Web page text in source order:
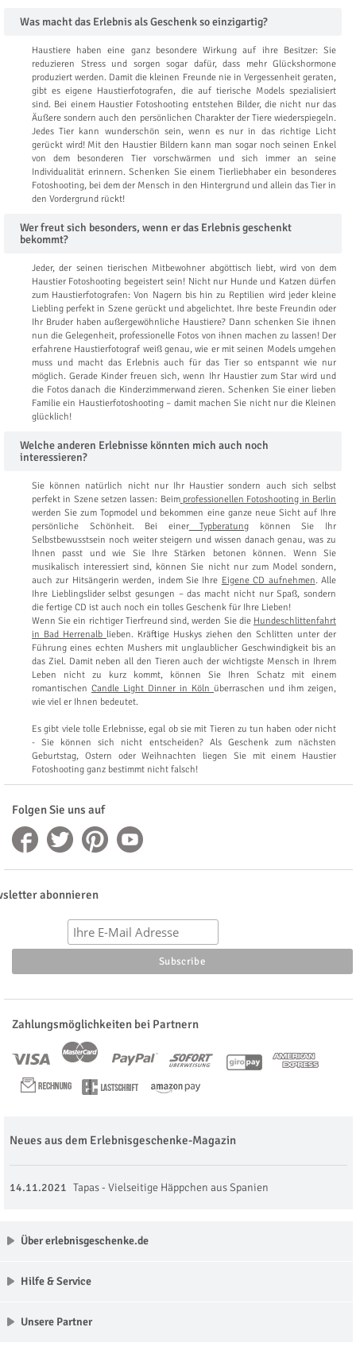
Was macht das Erlebnis als Geschenk so einzigartig?
Haustiere haben eine ganz besondere Wirkung auf ihre Besitzer: Sie
reduzieren Stress und sorgen sogar dafür, dass mehr Glückshormone
produziert werden. Damit die kleinen Freunde nie in Vergessenheit geraten,
gibt es eigene Haustierfotografen, die auf tierische Models spezialisiert
sind. Bei einem Haustier Fotoshooting entstehen Bilder, die nicht nur das
Äußere sondern auch den persönlichen Charakter der Tiere wiederspiegeln.
Jedes Tier kann wunderschön sein, wenn es nur in das richtige Licht
gerückt wird! Mit den Haustier Bildern kann man sogar noch seinen Enkel
von dem besonderen Tier vorschwärmen und sich immer an seine
Individualität erinnern. Schenken Sie einem Tierliebhaber ein besonderes
Fotoshooting, bei dem der Mensch in den Hintergrund und allein das Tier in
den Vordergrund rückt!
Wer freut sich besonders, wenn er das Erlebnis geschenkt
bekommt?
Jeder, der seinen tierischen Mitbewohner abgöttisch liebt, wird von dem
Haustier Fotoshooting begeistert sein! Nicht nur Hunde und Katzen dürfen
zum Haustierfotografen: Von Nagern bis hin zu Reptilien wird jeder kleine
Liebling perfekt in Szene gerückt und abgelichtet. Ihre beste Freundin oder
Ihr Bruder haben außergewöhnliche Haustiere? Dann schenken Sie ihnen
nun die Gelegenheit, professionelle Fotos von ihnen machen zu lassen! Der
erfahrene Haustierfotograf weiß genau, wie er mit seinen Models umgehen
muss und macht das Erlebnis auch für das Tier so entspannt wie nur
möglich. Gerade Kinder freuen sich, wenn Ihr Haustier zum Star wird und
die Fotos danach die Kinderzimmerwand zieren. Schenken Sie einer lieben
Familie ein Haustierfotoshooting – damit machen Sie nicht nur die Kleinen
glücklich!
Welche anderen Erlebnisse könnten mich auch noch
interessieren?
Sie können natürlich nicht nur Ihr Haustier sondern auch sich selbst
perfekt in Szene setzen lassen: Beimprofessionellen Fotoshooting in Berlin
werden Sie zum Topmodel und bekommen eine ganze neue Sicht auf Ihre
persönliche Schönheit. Bei einerTypberatung können Sie Ihr
Selbstbewusstsein noch weiter steigern und wissen danach genau, was zu
Ihnen passt und wie Sie Ihre Stärken betonen können. Wenn Sie
musikalisch interessiert sind, können Sie nicht nur zum Model sondern,
auch zur Hitsängerin werden, indem Sie Ihre Eigene CD aufnehmen. Alle
Ihre Lieblingslider selbst gesungen – das macht nicht nur Spaß, sondern
die fertige CD ist auch noch ein tolles Geschenk für Ihre Lieben!
Wenn Sie ein richtiger Tierfreund sind, werden Sie die Hundeschlittenfahrt
in Bad Herrenalb lieben. Kräftige Huskys ziehen den Schlitten unter der
Führung eines echten Mushers mit unglaublicher Geschwindigkeit bis an
das Ziel. Damit neben all den Tieren auch der wichtigste Mensch in Ihrem
Leben nicht zu kurz kommt, können Sie Ihren Schatz mit einem
romantischen Candle Light Dinner in Köln überraschen und ihm zeigen,
wie viel er Ihnen bedeutet.
Es gibt viele tolle Erlebnisse, egal ob sie mit Tieren zu tun haben oder nicht
- Sie können sich nicht entscheiden? Als Geschenk zum nächsten
Geburtstag, Ostern oder Weihnachten liegen Sie mit einem Haustier
Fotoshooting ganz bestimmt nicht falsch!
Folgen Sie uns auf
abonnieren
Zahlungsmöglichkeiten bei Partnern
Neues aus dem Erlebnisgeschenke-Magazin
14.11.2021 Tapas - Vielseitige Häppchen aus Spanien
Über erlebnisgeschenke.de
Hilfe & Service
Unsere Partner